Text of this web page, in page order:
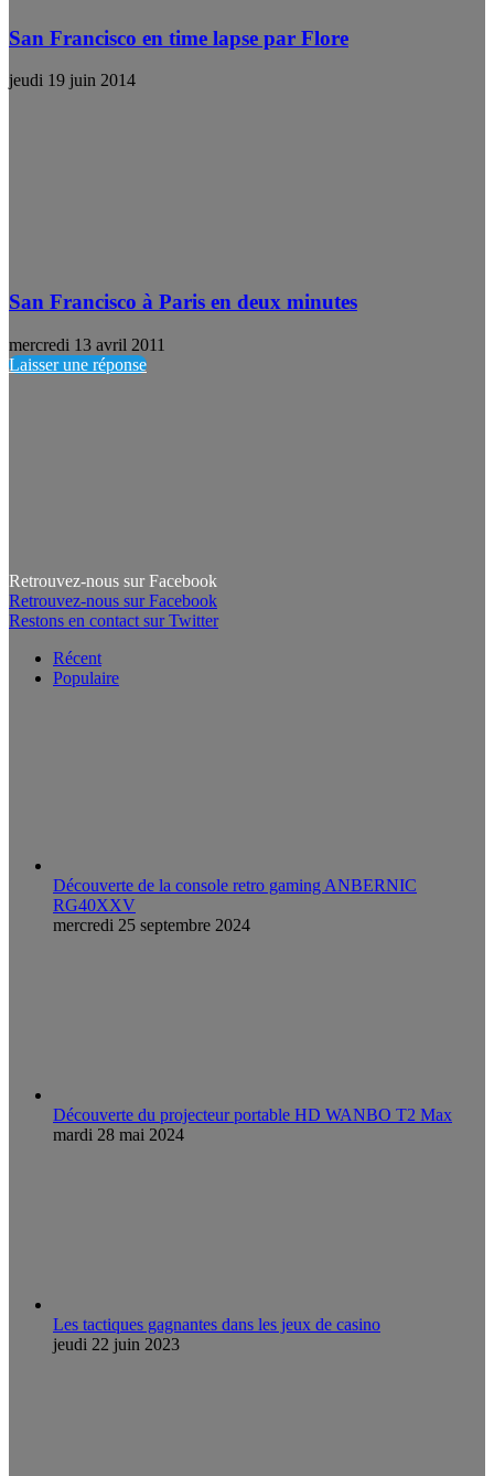
San Francisco en time lapse par Flore
jeudi 19 juin 2014
San Francisco à Paris en deux minutes
mercredi 13 avril 2011
Laisser une réponse
Retrouvez-nous sur Facebook
Retrouvez-nous sur Facebook
Restons en contact sur Twitter
Récent
Populaire
Découverte de la console retro gaming ANBERNIC
RG40XXV
mercredi 25 septembre 2024
Découverte du projecteur portable HD WANBO T2 Max
mardi 28 mai 2024
Les tactiques gagnantes dans les jeux de casino
jeudi 22 juin 2023